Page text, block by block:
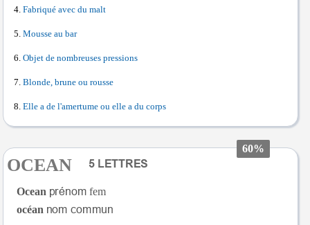
Fabriqué avec du malt
Mousse au bar
Objet de nombreuses pressions
Blonde, brune ou rousse
Elle a de l'amertume ou elle a du corps
60%
OCEAN
Ocean
fem
océan